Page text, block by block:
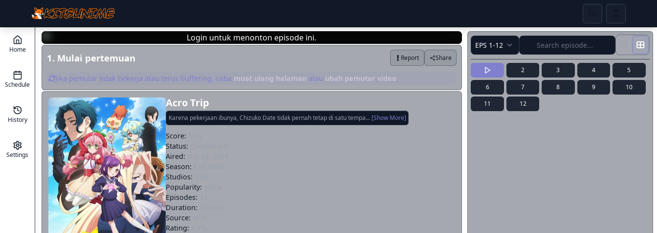
Home
Schedule
History
Settings
Login untuk menonton episode ini.
1. Mulai pertemuan Report Share
Jika pemutar tidak bekerja atau terus buffering, coba muat ulang halaman atau ubah pemutar video
Acro Trip
Karena pekerjaan ibunya, Chizuko Date tidak pernah tetap di satu tempa... [Show More]
Score:
Status:
Aired:
Season:
Studios:
Popularity:
Episodes:
Duration:
Source:
Rating:
2 3 4 5
6 7 8 9 10
11 12